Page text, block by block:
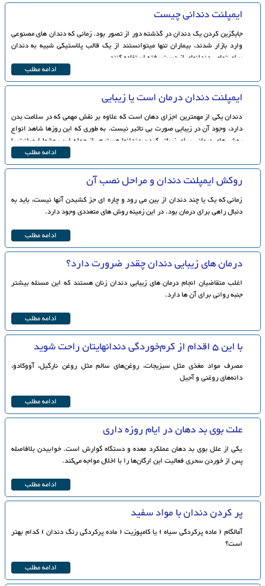
ایمپلنت دندانی چیست
جایگزین کردن یک دندان در گذشته دور از تصور بود. زمانی که دندان های مصنوعی
وارد بازار شدند، بیماران تنها می‎توانستند از یک قالب پلاستیکی شبیه به دندان
برای تمامی دندانهای از دست رفته استفاده کنند.
ادامه مطلب
ایمپلنت دندان درمان است یا زیبایی
دندان یکی از مهمترین اجزای دهان است که علاوه بر نقش مهمی که در سلامت بدن
دارد، وجود آن در زیبایی صورت بی تاثیر نیست. به طوری که این روزها شاهد انواع
روش های درمانی برای زیباتر کردن دندانها هستیم. از جمله این روشها ایمپلنت یا
ادامه مطلب
روکش ایمپلنت دندان و مراحل نصب آن
زمانی که یک یا چند دندان از بین می رود و چاره ای جز کشیدن آنها نیست، باید به
دنبال راهی برای درمان بود. در این زمینه روش های متعددی وجود دارد.
ادامه مطلب
درمان های زیبایی دندان چقدر ضرورت دارد؟
اغلب متقاضیان انجام درمان های زیبایی دندان زنان هستند که این مسئله بیشتر
جنبه روانی برای آن ها دارد.
ادامه مطلب
با این 5 اقدام از کرم‌خوردگی دندانهایتان راحت شوید
مصرف مواد مغذی مثل سبزیجات، روغن‌های سالم مثل روغن نارگیل، آووکادو،
دانه‌های روغنی و آجیل
ادامه مطلب
علت بوی بد دهان در ایام روزه‌ داری
یکی از علل بوی بد دهان عملکرد معده و دستگاه گوارش است. خوابیدن بلافاصله
پس از خوردن سحری فعالیت این ارگان‌ها را با اخلال مواجه می‌کند.
ادامه مطلب
پر کردن دندان با مواد سفید
آمالگام ( ماده پرکردگی سیاه ) یا کامپوزیت ( ماده پرکردگی رنگ دندان ) کدام بهتر
است؟
ادامه مطلب